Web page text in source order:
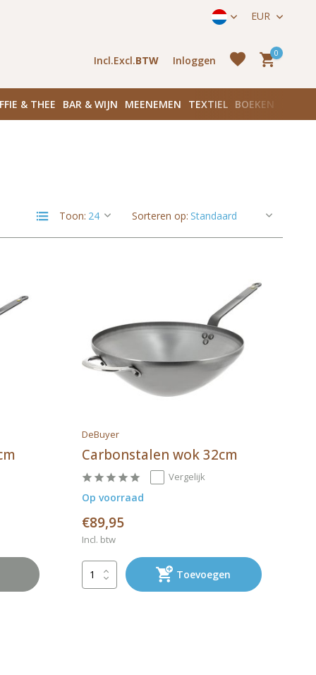
EUR
Incl.Excl.BTW Inloggen
aanmaken
0
& THEE BAR & WIJN MEENEMEN TEXTIEL BOEKEN
Toon: Sorteren op:
DeBuyer
Carbonstalen wok 32cm
Vergelijk
Op voorraad
€89,95
Incl. btw
Toevoegen